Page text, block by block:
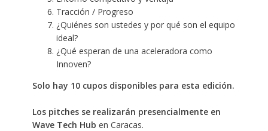
Tracción / Progreso
¿Quiénes son ustedes y por qué son el equipo
ideal?
¿Qué esperan de una aceleradora como
Innoven?
Solo hay 10 cupos disponibles para esta edición.
Los pitches se realizarán presencialmente en
Wave Tech Hub en Caracas.